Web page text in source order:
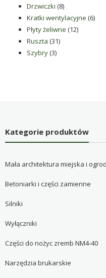
Drzwiczki 88
produktów
Kratki wentylacyjne 66
Płyty żeliwne 1212
Ruszta 3131
Szybry 33
Kategorie produktów
Mała architektura miejska i
Betoniarki i części zamienne
Silniki
Wyłączniki
Części do nożyc zremb NM4-40
Narzędzia brukarskie